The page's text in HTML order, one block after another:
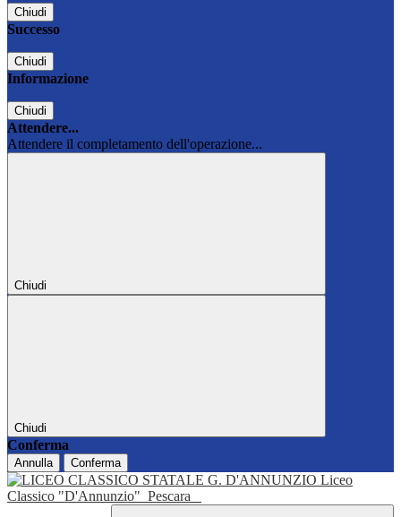
Chiudi
Successo
Chiudi
Informazione
Chiudi
Attendere...
Attendere il completamento dell'operazione...
Chiudi
Chiudi
Conferma
Annulla Conferma
Liceo
Classico "D'Annunzio" Pescara